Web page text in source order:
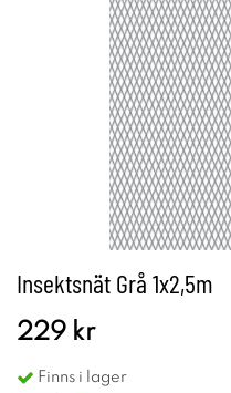
Insektsnät Grå 1x2,5m
229 kr
Finns i lager